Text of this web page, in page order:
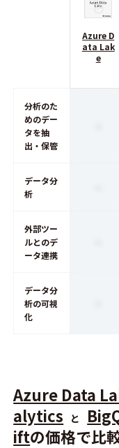
Azure D
ata Lak
e
分析のた
めのデー
タを抽
出・保管
データ分
析
外部ツー
ルとのデ
ータ連携
データ分
析の可視
化
Azure Data
alytics
と
iftの価格で比